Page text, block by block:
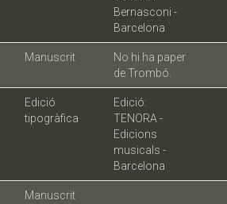
Bernasconi -
Barcelona
Manuscrit
No hi ha paper
de Trombó.
Edició
tipogràfica
Edició:
TENORA -
Edicions
musicals -
Barcelona
Manuscrit